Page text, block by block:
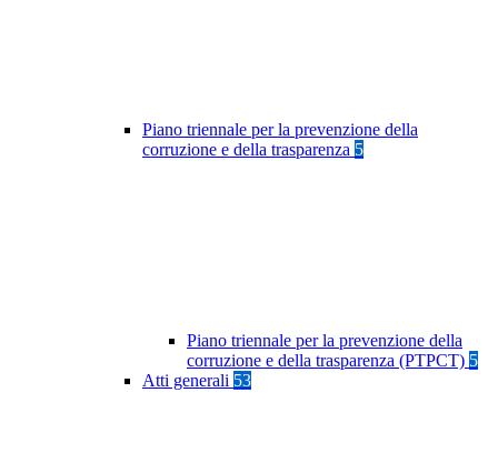
Piano triennale per la prevenzione della
corruzione e della trasparenza 5
Piano triennale per la prevenzione della
corruzione e della trasparenza (PTPCT) 5
Atti generali 53